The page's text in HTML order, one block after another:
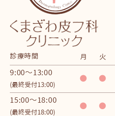
診療時間 月 火
9:00～13:00
(最終受付13:00)
● ●
15:00～18:00
(最終受付18:00)
● ●